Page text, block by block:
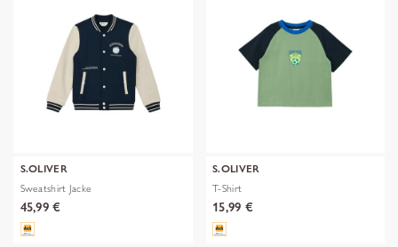
S.OLIVER
Sweatshirt Jacke
45,99 €
S.OLIVER
T-Shirt
15,99 €